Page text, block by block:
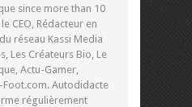
since more than 10
CEO, Rédacteur en
réseau Kassi Media
Les Créateurs Bio, Le
Actu-Gamer,
Foot.com. Autodidacte
régulièrement